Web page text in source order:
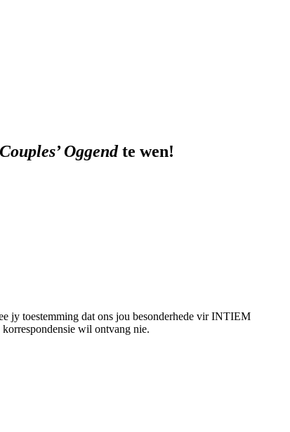
Oggend te wen!
jy toestemming dat ons jou besonderhede vir INTIEM
wil ontvang nie.